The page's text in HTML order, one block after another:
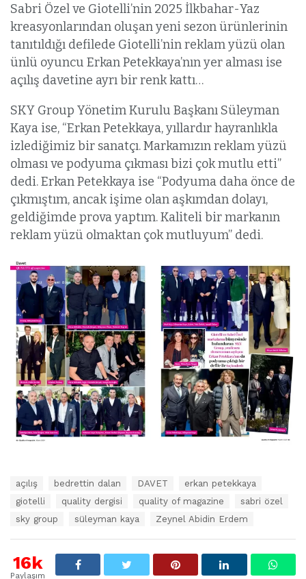
Sabri Özel ve Giotelli’nin 2025 İlkbahar-Yaz
kreasyonlarından oluşan yeni sezon ürünlerinin
tanıtıldığı defilede Giotelli’nin reklam yüzü olan
ünlü oyuncu Erkan Petekkaya’nın yer alması ise
açılış davetine ayrı bir renk kattı…
SKY Group Yönetim Kurulu Başkanı Süleyman
Kaya ise, “Erkan Petekkaya, yıllardır hayranlıkla
izlediğimiz bir sanatçı. Markamızın reklam yüzü
olması ve podyuma çıkması bizi çok mutlu etti”
dedi. Erkan Petekkaya ise “Podyuma daha önce de
çıkmıştım, ancak işime olan aşkımdan dolayı,
geldiğimde prova yaptım. Kaliteli bir markanın
reklam yüzü olmaktan çok mutluyum” dedi.
açılış bedrettin dalan DAVET
erkan petekkaya
giotelli
quality dergisi quality of magazine
sabri özel
sky group
süleyman kaya Zeynel Abidin Erdem
16k
Paylaşım